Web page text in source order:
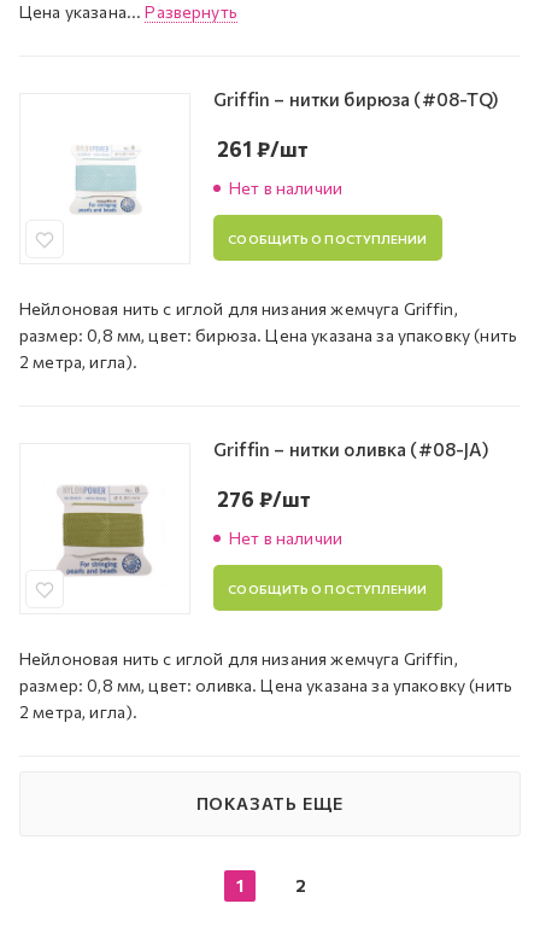
Цена указана...Развернуть
Griffin – нитки бирюза (#08-TQ)
Нет в наличии
261 ₽/шт
СООБЩИТЬ О ПОСТУПЛЕНИИ
Нейлоновая нить с иглой для низания жемчуга Griffin,
размер: 0,8 мм, цвет: бирюза. Цена указана за упаковку (нить
2 метра, игла).
Griffin – нитки оливка (#08-JA)
Нет в наличии
276 ₽/шт
СООБЩИТЬ О ПОСТУПЛЕНИИ
Нейлоновая нить с иглой для низания жемчуга Griffin,
размер: 0,8 мм, цвет: оливка. Цена указана за упаковку (нить
2 метра, игла).
ПОКАЗАТЬ ЕЩЕ
1 2